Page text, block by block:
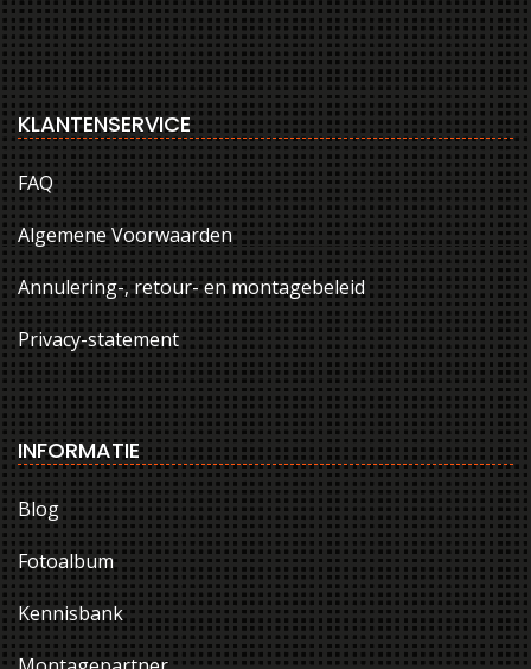
KLANTENSERVICE
FAQ
Algemene Voorwaarden
Annulering-, retour- en montagebeleid
Privacy-statement
INFORMATIE
Blog
Fotoalbum
Kennisbank